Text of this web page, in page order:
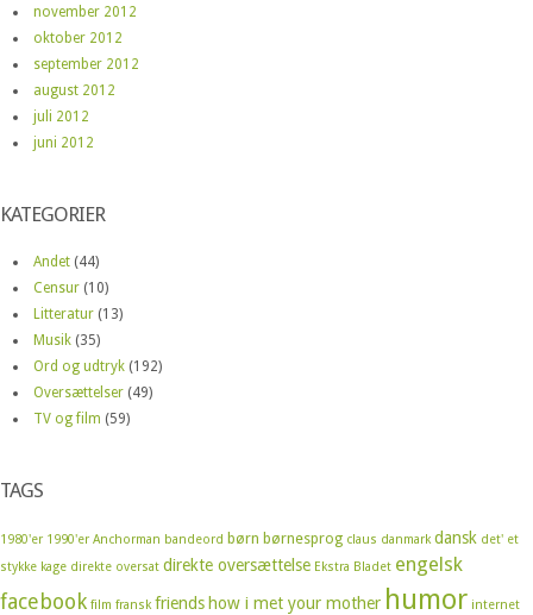
november 2012
oktober 2012
september 2012
august 2012
juli 2012
juni 2012
KATEGORIER
Andet (44)
Censur (10)
Litteratur (13)
Musik (35)
Ord og udtryk (192)
Oversættelser (49)
TV og film (59)
TAGS
1980'er 1990'er Anchorman bandeord børn børnesprog claus danmark dansk det' et
stykke kage direkte oversat direkte oversættelse Ekstra Bladet engelsk
facebook film fransk friends how i met your mother humor internet